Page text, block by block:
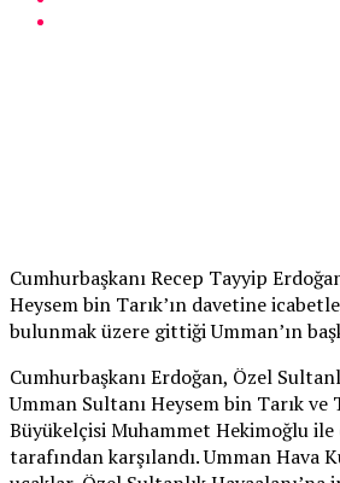
Cumhurbaşkanı Recep Tayyip
Heysem bin Tarık’ın davetine
bulunmak üzere gittiği Umman’ın
Cumhurbaşkanı Erdoğan, Özel
Umman Sultanı Heysem bin Tarık ve
Büyükelçisi Muhammet Hekimoğlu
tarafından karşılandı. Umman Hava